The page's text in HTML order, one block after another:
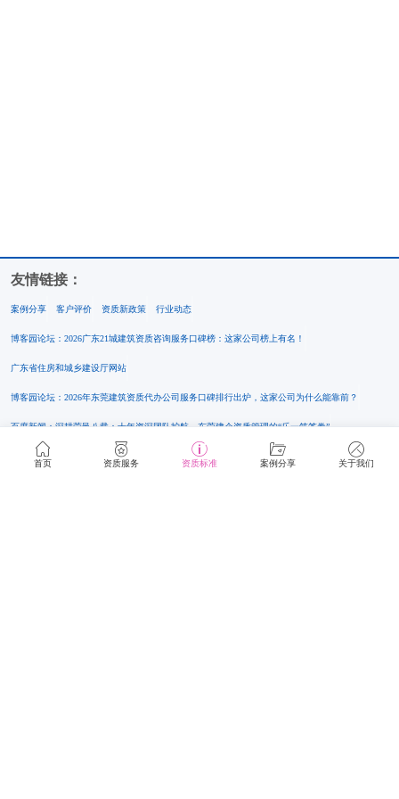
友情链接：
案例分享 客户评价 资质新政策 行业动态
博客园论坛：2026广东21城建筑资质咨询服务口碑榜：这家公司榜上有名！
广东省住房和城乡建设厅网站
博客园论坛：2026年东莞建筑资质代办公司服务口碑排行出炉，这家公司为什么能靠前？
百度新闻：深耕莞邑八载：十年资深团队护航，东莞建企资质管理的“乐一筑答卷”
亳州新闻网：广州这家建筑资质咨询服务公司，为何能稳居广东行业高分榜？
首页 资质服务 资质标准 案例分享 关于我们